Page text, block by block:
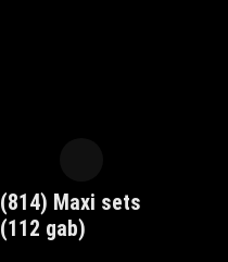
(814) Maxi sets
(112 gab)